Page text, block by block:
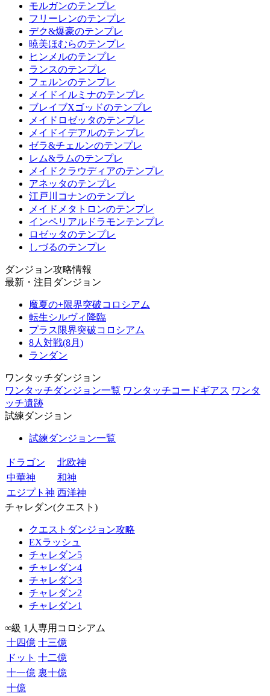
モルガンのテンプレ
フリーレンのテンプレ
デク&爆豪のテンプレ
暁美ほむらのテンプレ
ヒンメルのテンプレ
ランスのテンプレ
フェルンのテンプレ
メイドイルミナのテンプレ
ブレイブXゴッドのテンプレ
メイドロゼッタのテンプレ
メイドイデアルのテンプレ
ゼラ&チェルンのテンプレ
レム&ラムのテンプレ
メイドクラウディアのテンプレ
アネッタのテンプレ
江戸川コナンのテンプレ
メイドメタトロンのテンプレ
インペリアルドラモンテンプレ
ロゼッタのテンプレ
しづるのテンプレ
ダンジョン攻略情報
最新・注目ダンジョン
魔夏の+限界突破コロシアム
転生シルヴィ降臨
プラス限界突破コロシアム
8人対戦(8月)
ランダン
ワンタッチダンジョン
ワンタッチダンジョン一覧 ワンタッチコードギアス ワンタ
ッチ遺跡
試練ダンジョン
試練ダンジョン一覧
ドラゴン
北欧神
中華神
和神
エジプト神 西洋神
チャレダン(クエスト)
クエストダンジョン攻略
EXラッシュ
チャレダン5
チャレダン4
チャレダン3
チャレダン2
チャレダン1
∞級 1人専用コロシアム
十四億 十三億
ドット 十二億
十一億 裏十億
十億